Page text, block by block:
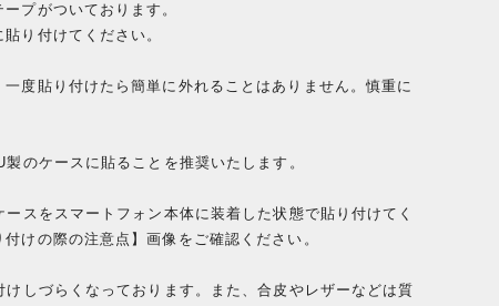
プがついております。
り付けてください。
度貼り付けたら簡単に外れることはありません。慎重に
のケースに貼ることを推奨いたします。
スをスマートフォン本体に装着した状態で貼り付けてく
けの際の注意点】画像をご確認ください。
しづらくなっております。また、合皮やレザーなどは質